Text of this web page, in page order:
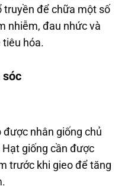
truyền để chữa một số
nhiễm, đau nhức và
tiêu hóa.
sóc
được nhân giống chủ
giống cần được
trước khi gieo để tăng